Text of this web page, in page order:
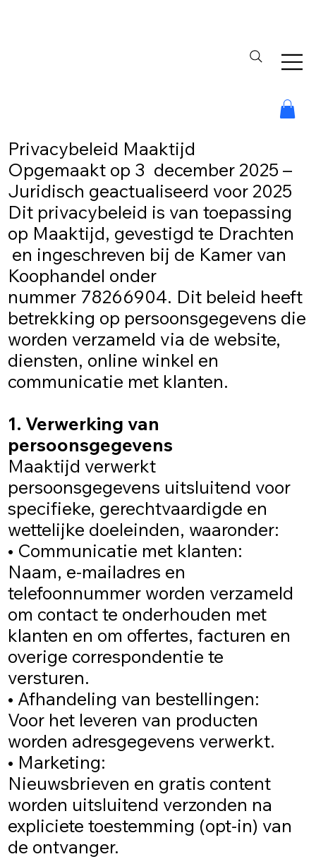
Privacybeleid Maaktijd
Opgemaakt op 3 december 2025 –
Juridisch geactualiseerd voor 2025
Dit privacybeleid is van toepassing
op Maaktijd, gevestigd te Drachten
en ingeschreven bij de Kamer van
Koophandel onder
nummer 78266904. Dit beleid heeft
betrekking op persoonsgegevens die
worden verzameld via de website,
diensten, online winkel en
communicatie met klanten.
1. Verwerking van
persoonsgegevens
Maaktijd verwerkt
persoonsgegevens uitsluitend voor
specifieke, gerechtvaardigde en
wettelijke doeleinden, waaronder:
• Communicatie met klanten:
Naam, e-mailadres en
telefoonnummer worden verzameld
om contact te onderhouden met
klanten en om offertes, facturen en
overige correspondentie te
versturen.
• Afhandeling van bestellingen:
Voor het leveren van producten
worden adresgegevens verwerkt.
• Marketing:
Nieuwsbrieven en gratis content
worden uitsluitend verzonden na
expliciete toestemming (opt-in) van
de ontvanger.